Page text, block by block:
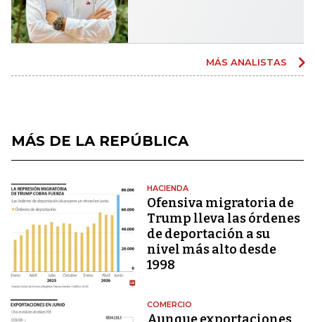
MÁS ANALISTAS
MÁS DE LA REPÚBLICA
HACIENDA
Ofensiva migratoria de
Trump lleva las órdenes
de deportación a su
nivel más alto desde
1998
COMERCIO